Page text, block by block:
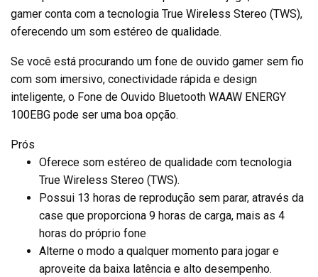
gamer conta com a tecnologia True Wireless Stereo (TWS),
oferecendo um som estéreo de qualidade.
Se você está procurando um fone de ouvido gamer sem fio
com som imersivo, conectividade rápida e design
inteligente, o Fone de Ouvido Bluetooth WAAW ENERGY
100EBG pode ser uma boa opção.
Prós
Oferece som estéreo de qualidade com tecnologia
True Wireless Stereo (TWS).
Possui 13 horas de reprodução sem parar, através da
case que proporciona 9 horas de carga, mais as 4
horas do próprio fone
Alterne o modo a qualquer momento para jogar e
aproveite da baixa latência e alto desempenho.